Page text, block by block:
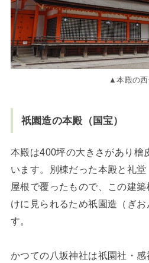
▲本殿の西
祇園造の本殿（国宝）
本殿は400坪の大きさがあり檜
います。別棟だった本殿と礼
屋根で覆ったもので、この建
けに見られるため祇園造（ぎお
す。
かつての八坂神社は祇園社・